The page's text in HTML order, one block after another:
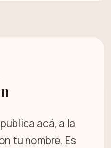
acá, a la
tu nombre. Es